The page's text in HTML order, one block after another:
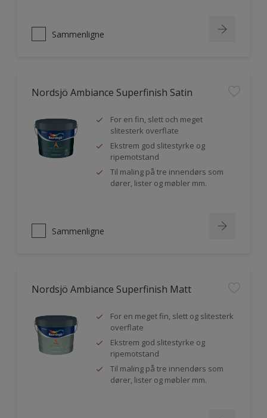
Sammenligne
Nordsjö Ambiance Superfinish Satin
For en fin, slett och meget
slitesterk overflate
Ekstrem god slitestyrke og
ripemotstand
Til maling på tre innendørs som
dører, lister og møbler mm.
Sammenligne
Nordsjö Ambiance Superfinish Matt
For en meget fin, slett og slitesterk
overflate
Ekstrem god slitestyrke og
ripemotstand
Til maling på tre innendørs som
dører, lister og møbler mm.